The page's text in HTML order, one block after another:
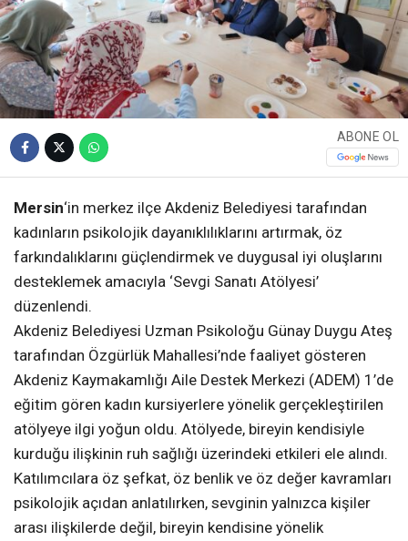
ABONE OL
Mersin‘in merkez ilçe Akdeniz Belediyesi tarafından
kadınların psikolojik dayanıklılıklarını artırmak, öz
farkındalıklarını güçlendirmek ve duygusal iyi oluşlarını
desteklemek amacıyla ‘Sevgi Sanatı Atölyesi’
düzenlendi.
Akdeniz Belediyesi Uzman Psikoloğu Günay Duygu Ateş
tarafından Özgürlük Mahallesi’nde faaliyet gösteren
Akdeniz Kaymakamlığı Aile Destek Merkezi (ADEM) 1’de
eğitim gören kadın kursiyerlere yönelik gerçekleştirilen
atölyeye ilgi yoğun oldu. Atölyede, bireyin kendisiyle
kurduğu ilişkinin ruh sağlığı üzerindeki etkileri ele alındı.
Katılımcılara öz şefkat, öz benlik ve öz değer kavramları
psikolojik açıdan anlatılırken, sevginin yalnızca kişiler
arası ilişkilerde değil, bireyin kendisine yönelik